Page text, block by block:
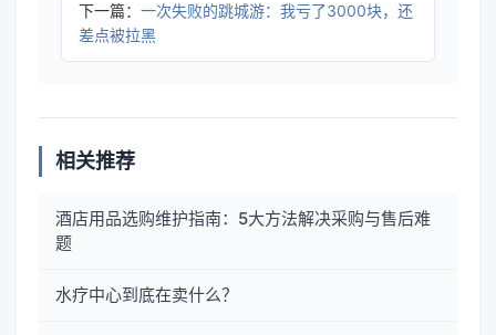
下一篇： 一次失败的跳城游：我亏了3000块，还
差点被拉黑
相关推荐
酒店用品选购维护指南：5大方法解决采购与售后难
题
水疗中心到底在卖什么？